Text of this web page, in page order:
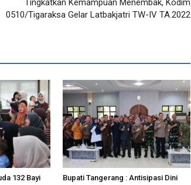
Tingkatkan Kemampuan Menembak, Kodim
0510/Tigaraksa Gelar Latbakjatri TW-IV TA.2022
132 Bayi
Bupati Tangerang : Antisipasi Dini